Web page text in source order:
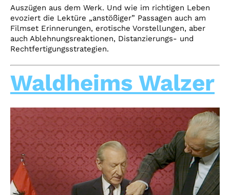
Auszügen aus dem Werk. Und wie im richtigen Leben
evoziert die Lektüre „anstößiger” Passagen auch am
Filmset Erinnerungen, erotische Vorstellungen, aber
auch Ablehnungsreaktionen, Distanzierungs- und
Rechtfertigungsstrategien.
Waldheims Walzer